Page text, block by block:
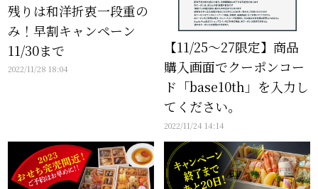
残りは和洋折衷一段重の
み！早割キャンペーン
11/30まで
2022/11/28 18:04
【11/25〜27限定】商品
購入画面でクーポンコー
ド「base10th」を入力し
てください。
2022/11/24 14:14